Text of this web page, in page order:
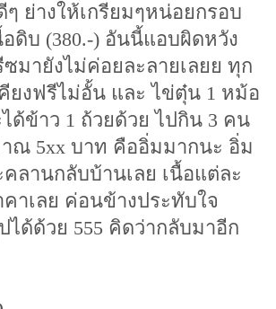
ย่างให้เกรียมๆหน่อยกรอบ
ดิบ (380.-) อันนี้แอบผิดหวัง
ซมายังไม่ค่อยละลายเลยย ทุก
คียงฟรีไม่อั้น และ ไข่ตุ๋น 1 หม้อ
ด้ข้าว 1 ถ้วยด้วย ไปกิน 3 คน
ณ 5xx บาท คืออิ่มมากนะ อิ่ม
คลานกลับบ้านเลย เนื้อแต่ละ
าเลย ค่อนข้างประทับใจ
ได้ด้วย 555 คิดว่ากลับมาอีก